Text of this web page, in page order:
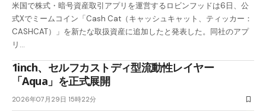
米国で株式・暗号資産取引アプリを運営するロビンフッドは6日、公
式Xでミームコイン「Cash Cat（キャッシュキャット、ティッカー：
CASHCAT）」を新たな取扱資産に追加したと発表した。同社のアプ
リ…
1inch、セルフカストディ型流動性レイヤー
「Aqua」を正式展開
2026年07月29日 15時22分